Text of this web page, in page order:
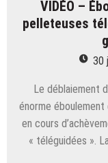
VIDÉO –
pelleteuses
30
Le déblaiement
énorme
en cours
« téléguidées ».